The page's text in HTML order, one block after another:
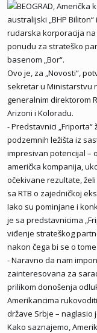
BEOGRAD, Američka
australijski „BHP
rudarska korporacija
ponudu za strateško
basenom „Bor“.
Ovo je, za „Novosti“,
sekretar u Ministarstvu
generalnim direktorom
Arizoni i Koloradu.
- Predstavnici
podzemnih ležišta iz
impresivan potencijal –
američka kompanija,
očekivane rezultate,
sa RTB o zajedničkoj
Iako su pominjane i
je sa predstavnicima
viđenje strateškog
nakon čega bi se o
- Naravno da nam
zainteresovana za
prilikom donošenja
Amerikancima
države Srbje – naglasio
Kako saznajemo,